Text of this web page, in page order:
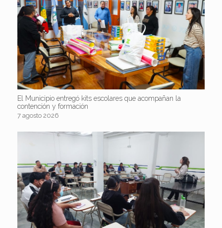
El Municipio entregó kits escolares que acompañan la
contención y formación
7 agosto 2026